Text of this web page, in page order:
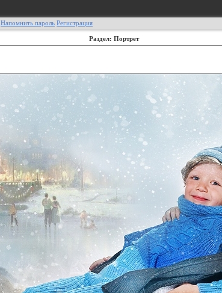
Напомнить пароль Регистрация
Раздел: Портрет